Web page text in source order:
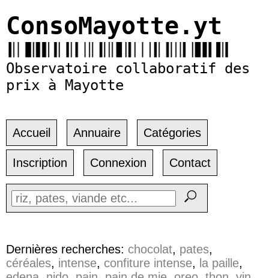
ConsoMayotte.yt
Observatoire collaboratif des
prix à Mayotte
Accueil Annuaire Catégories
Inscription Connexion Contact
Dernières recherches: chocolat, pates,
céréales, intense, confiture intense, la paille,